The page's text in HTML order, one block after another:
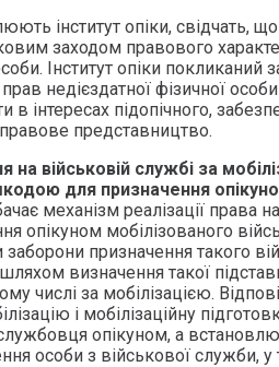
інститут опіки, свідчать,
заходом правового
Інститут опіки покликаний
недієздатної фізичної
в інтересах підопічного,
представництво.
військовій службі за
для призначення
механізм реалізації права
опікуном мобілізованого
призначення такого
визначення такої
числі за мобілізацією.
і мобілізаційну
опікуном, а
особи з військової служби, у